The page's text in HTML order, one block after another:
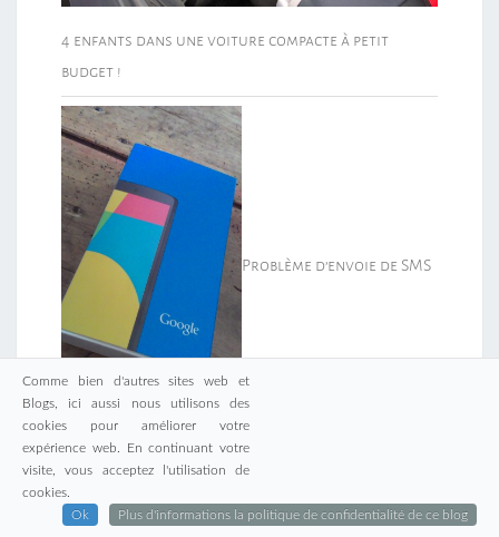
4 enfants dans une voiture compacte à petit
budget !
Problème d’envoie de SMS
Comme bien d'autres sites web et
Blogs, ici aussi nous utilisons des
cookies pour améliorer votre
expérience web. En continuant votre
visite, vous acceptez l'utilisation de
cookies.
Ok
Plus d'informations la politique de confidentialité de ce blog